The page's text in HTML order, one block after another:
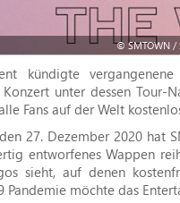
© SMTOWN /
kündigte
unter dessen Tour-
Fans auf der Welt
27. Dezember 2020 hat
entworfenes Wappen
sieht, auf denen
Pandemie möchte das